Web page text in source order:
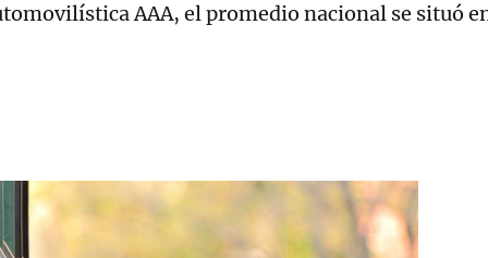
AAA, el promedio nacional se situó